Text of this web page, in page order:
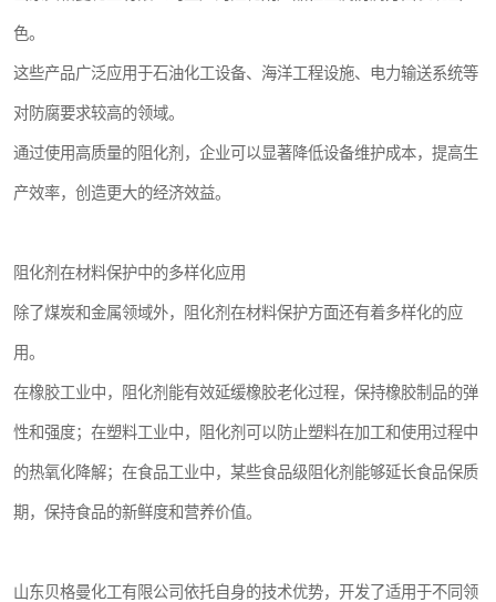
色。
这些产品广泛应用于石油化工设备、海洋工程设施、电力输送系统等
对防腐要求较高的领域。
通过使用高质量的阻化剂，企业可以显著降低设备维护成本，提高生
产效率，创造更大的经济效益。
阻化剂在材料保护中的多样化应用
除了煤炭和金属领域外，阻化剂在材料保护方面还有着多样化的应
用。
在橡胶工业中，阻化剂能有效延缓橡胶老化过程，保持橡胶制品的弹
性和强度；在塑料工业中，阻化剂可以防止塑料在加工和使用过程中
的热氧化降解；在食品工业中，某些食品级阻化剂能够延长食品保质
期，保持食品的新鲜度和营养价值。
山东贝格曼化工有限公司依托自身的技术优势，开发了适用于不同领